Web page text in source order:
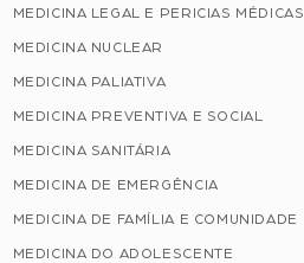
MEDICINA LEGAL E PERICIAS MÉDICAS
MEDICINA NUCLEAR
MEDICINA PALIATIVA
MEDICINA PREVENTIVA E SOCIAL
MEDICINA SANITÁRIA
MEDICINA DE EMERGÊNCIA
MEDICINA DE FAMÍLIA E COMUNIDADE
MEDICINA DO ADOLESCENTE